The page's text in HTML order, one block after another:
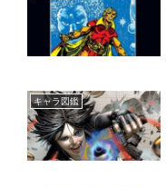
キャラ図鑑